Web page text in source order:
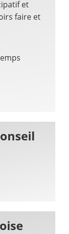
et
faire et